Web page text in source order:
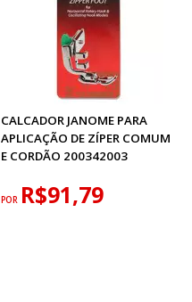
CALCADOR JANOME PARA
APLICAÇÃO DE ZÍPER COMUM
E CORDÃO 200342003
POR R$91,79